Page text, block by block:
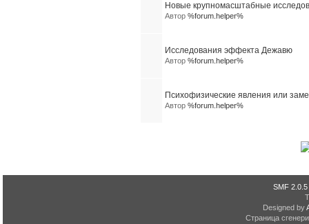
Новые крупномасштабные
Автор %forum.helper%
Исследования эффекта Дежавю
Автор %forum.helper%
Психофизические явления или
Автор %forum.helper%
SMF 2.0.5
Designed by
Страница